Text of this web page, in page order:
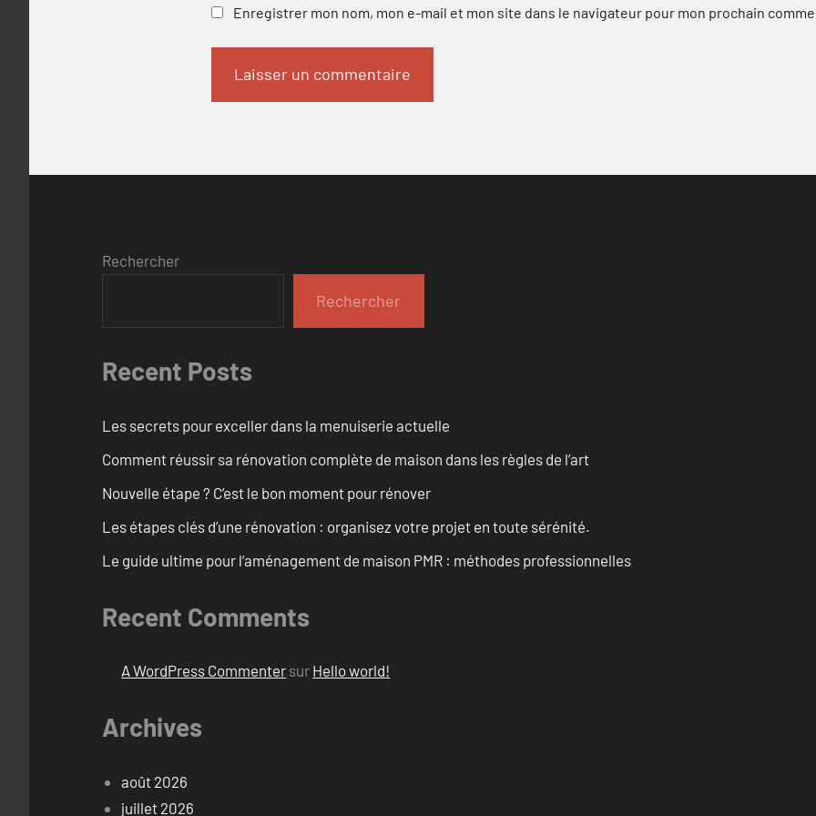
Enregistrer mon nom, mon e-mail et mon site dans le navigateur pour mon prochain
Rechercher
Rechercher
Recent Posts
Les secrets pour exceller dans la menuiserie actuelle
Comment réussir sa rénovation complète de maison dans les règles de l’art
Nouvelle étape ? C’est le bon moment pour rénover
Les étapes clés d’une rénovation : organisez votre projet en toute sérénité.
Le guide ultime pour l’aménagement de maison PMR : méthodes professionnelles
Recent Comments
A WordPress Commenter sur Hello world!
Archives
août 2026
juillet 2026